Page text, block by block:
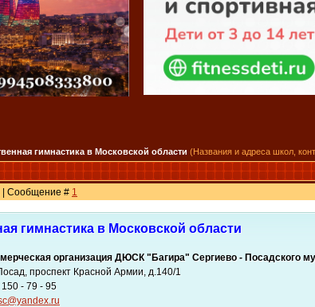
гимнастика в Московской области (Названия и адреса школ,
| Сообщение # 1
гимнастика в Московской области
организация ДЮСК "Багира" Сергиево - Посадского
проспект Красной Армии, д.140/1
- 79 - 95